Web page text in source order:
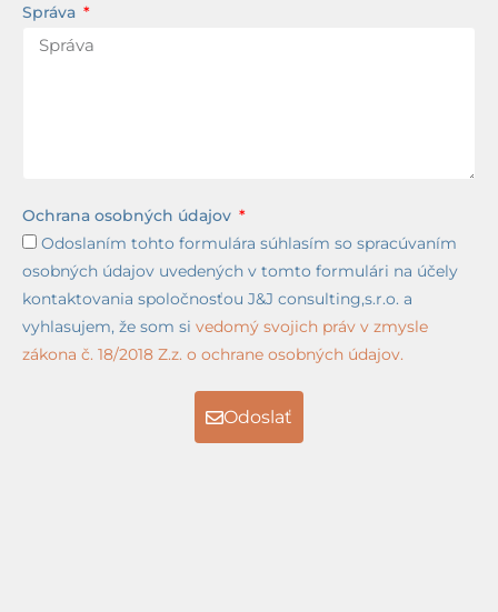
Správa
Ochrana osobných údajov
Odoslaním tohto formulára súhlasím so spracúvaním
osobných údajov uvedených v tomto formulári na účely
kontaktovania spoločnosťou J&J consulting,s.r.o. a
vyhlasujem, že som si vedomý svojich práv v zmysle
zákona č. 18/2018 Z.z. o ochrane osobných údajov.
Odoslať